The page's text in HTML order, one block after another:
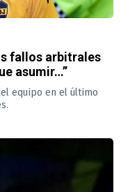
fallos arbitrales
asumir…”
equipo en el último